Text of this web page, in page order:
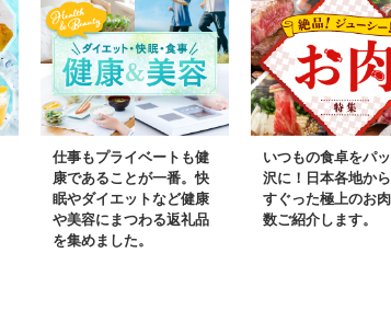
斗市 送料
HOKM005
仕事もプライベートも健
康であることが一番。快
眠やダイエットなど健康
や美容にまつわる返礼品
を集めました。
いつもの食卓をパ
沢に！日本各地か
すぐった極上のお
数ご紹介します。